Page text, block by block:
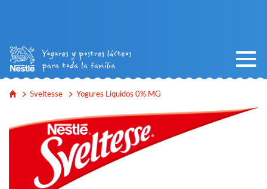
Sveltesse Yogures Líquidos 0% MG